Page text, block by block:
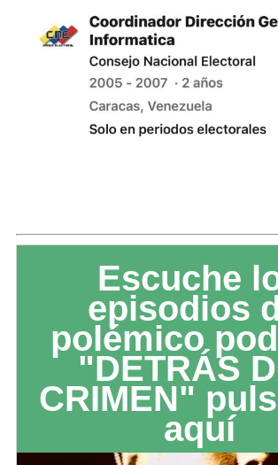
Escuche
episodios
polémico
"DETRÁS
CRIMEN"
aquí